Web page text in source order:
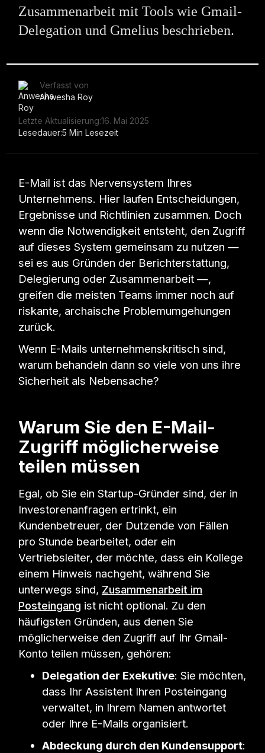
Zusammenarbeit mit Tools wie Gmail-
Delegation und Gmelius beschrieben.
Verfasst von
Anwesha Roy
Letzte Aktualisierung:16. Mai 2025
Lesedauer:5 Min Lesezeit
E-Mail ist das Nervensystem Ihres
Unternehmens. Hier laufen Entscheidungen,
Ergebnisse und Richtlinien zusammen. Doch
wenn die Notwendigkeit entsteht, den Zugriff
auf dieses System gemeinsam zu nutzen —
sei es aus Gründen der Berichterstattung,
Delegierung oder Zusammenarbeit —,
greifen die meisten Teams immer noch auf
riskante, archaische Problemumgehungen
zurück.
Wenn E-Mails unternehmenskritisch sind,
warum behandeln dann so viele von uns ihre
Sicherheit als Nebensache?
Warum Sie den E-Mail-
Zugriff möglicherweise
teilen müssen
Egal, ob Sie ein Startup-Gründer sind, der in
Investorenanfragen ertrinkt, ein
Kundenbetreuer, der Dutzende von Fällen
pro Stunde bearbeitet, oder ein
Vertriebsleiter, der möchte, dass ein Kollege
einem Hinweis nachgeht, während Sie
unterwegs sind, Zusammenarbeit im
Posteingang ist nicht optional. Zu den
häufigsten Gründen, aus denen Sie
möglicherweise den Zugriff auf Ihr Gmail-
Konto teilen müssen, gehören:
Delegation der Exekutive: Sie möchten,
dass Ihr Assistent Ihren Posteingang
verwaltet, in Ihrem Namen antwortet
oder Ihre E-Mails organisiert.
Abdeckung durch den Kundensupport: